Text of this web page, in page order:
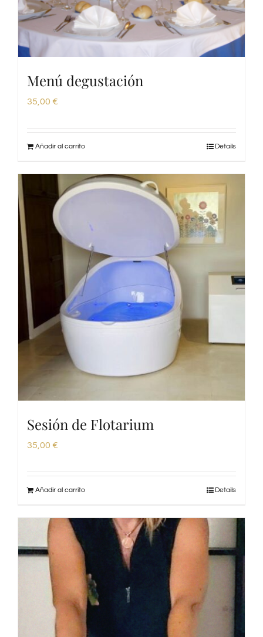
Menú degustación
35,00 €
Añadir al carrito Details
Sesión de Flotarium
35,00 €
Añadir al carrito Details